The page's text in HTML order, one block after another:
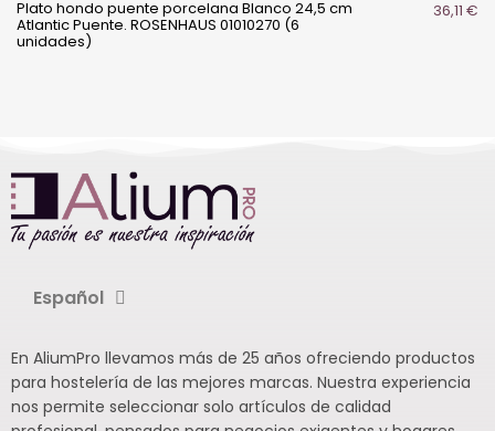
Plato hondo puente porcelana Blanco 24,5 cm
Atlantic Puente. ROSENHAUS 01010270 (6
unidades)
36,11 €
Español
En AliumPro llevamos más de 25 años ofreciendo productos
para hostelería de las mejores marcas. Nuestra experiencia
nos permite seleccionar solo artículos de calidad